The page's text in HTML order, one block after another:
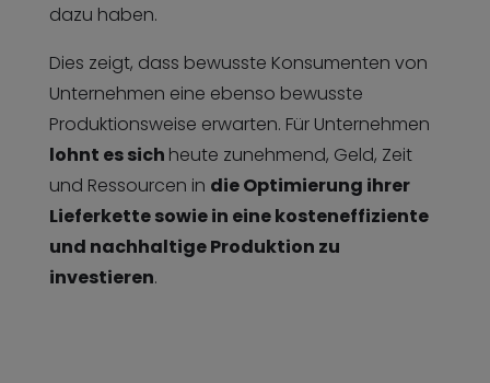
dazu haben.
Dies zeigt, dass bewusste Konsumenten von
Unternehmen eine ebenso bewusste
Produktionsweise erwarten. Für Unternehmen
lohnt es sich heute zunehmend, Geld, Zeit
und Ressourcen in die Optimierung ihrer
Lieferkette sowie in eine kosteneffiziente
und nachhaltige Produktion zu
investieren.